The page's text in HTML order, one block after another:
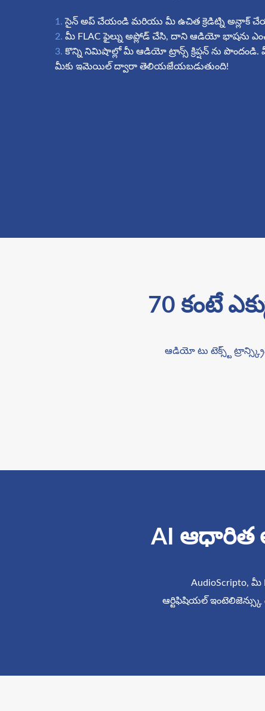
సైన్ అప్ చేయండి మరియు మీ ఉచిత క్రెడిట్ని అన్లాక్
మీ FLAC ఫైల్ను అప్లోడ్ చేసి, దాని ఆడియో భాషను
కొన్ని నిమిషాల్లో మీ ఆడియో ట్రాన్స్ క్రిప్షన్ ను పొందండి. మీ
మీకు ఇమెయిల్ ద్వారా తెలియజేయబడుతుంది!
70 కంటే
ఆడియో టు టెక్స్ట్
AI ఆధారిత
AudioScripto,
ఆర్టిఫిషియల్